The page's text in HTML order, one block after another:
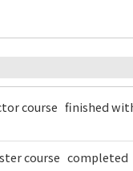
course finished
course completed